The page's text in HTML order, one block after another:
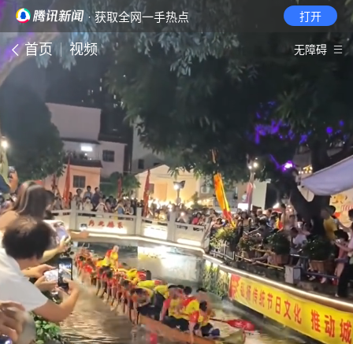
· 获取全网一手热点 打开
首页 视频 无障碍